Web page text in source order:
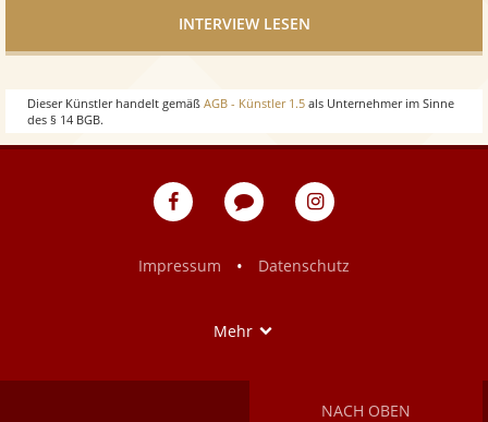
INTERVIEW LESEN
Dieser Künstler handelt gemäß AGB - Künstler 1.5 als Unternehmer im Sinne
des § 14 BGB.
eventpeppers
Blog
eventpeppers
Impressum
• Datenschutz
Mehr
NACH OBEN